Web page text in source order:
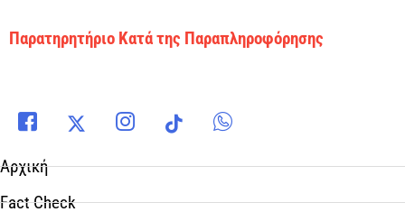
Παρατηρητήριο Κατά της Παραπληροφόρησης
Αρχική
Fact Check